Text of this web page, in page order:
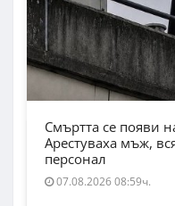
Смъртта се появи
Арестуваха мъж,
персонал
07.08.2026 08:59ч.